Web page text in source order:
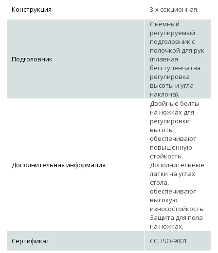
Конструкция
3-х секционная.
Подголовник
Съемный
регулируемый
подголовник с
полочкой для рук
(плавная
бесступенчатая
регулировка
высоты и угла
наклона).
Дополнительная информация
Двойные болты
на ножках для
регулировки
высоты
обеспечивают
повышенную
стойкость.
Дополнительные
латки на углах
стола,
обеспечивают
высокую
износостойкость.
Защита для пола
на ножках.
Сертификат
СЄ, ISO-9001